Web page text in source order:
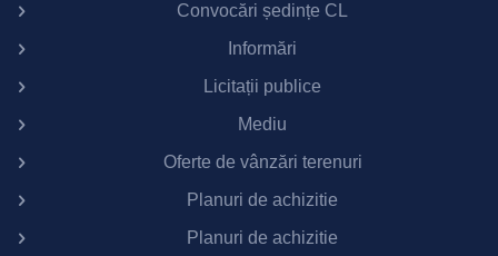
Convocări ședințe CL
Informări
Licitații publice
Mediu
Oferte de vânzări terenuri
Planuri de achizitie
Planuri de achizitie